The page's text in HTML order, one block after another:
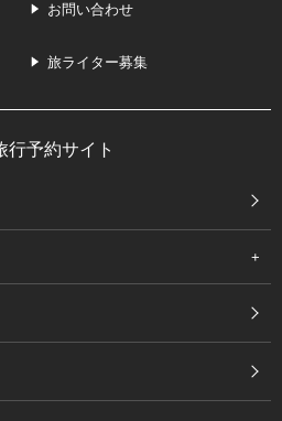
お問い合わせ
旅ライター募集
行予約サイト